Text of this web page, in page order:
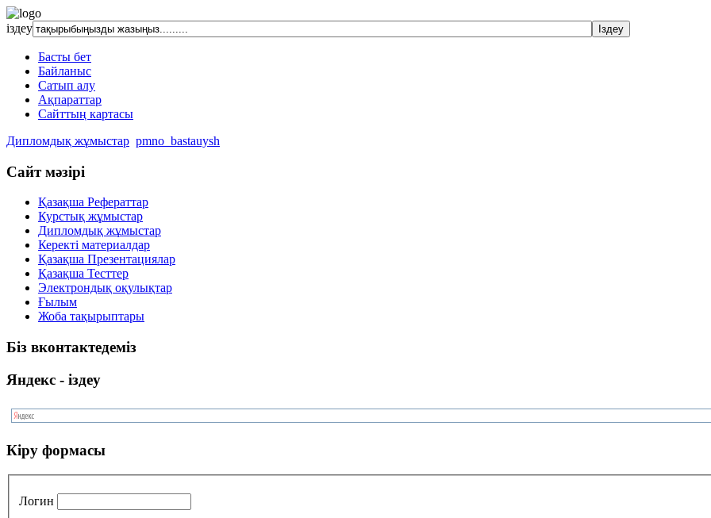
іздеу
Басты бет
Байланыс
Сатып алу
Ақпараттар
Сайттың картасы
Дипломдық жұмыстар pmno_bastauysh
Сайт мәзірі
Қазақша Рефераттар
Курстық жұмыстар
Дипломдық жұмыстар
Керекті материалдар
Қазақша Презентациялар
Қазақша Тесттер
Электрондық оқулықтар
Ғылым
Жоба тақырыптары
Біз вконтактедеміз
Яндекс - іздеу
Кіру формасы
Логин